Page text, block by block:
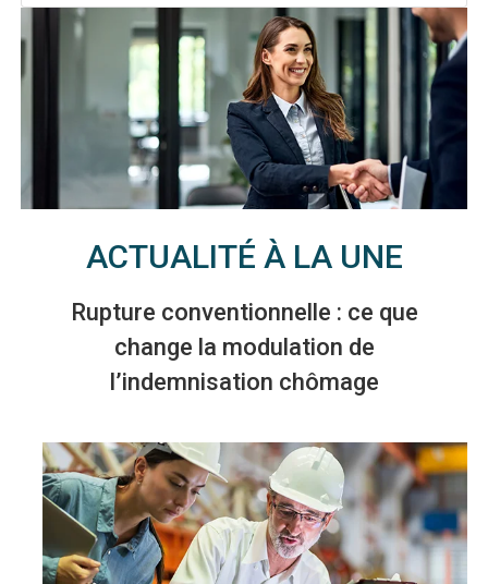
ACTUALITÉ À LA UNE
Rupture conventionnelle : ce que
change la modulation de
l’indemnisation chômage